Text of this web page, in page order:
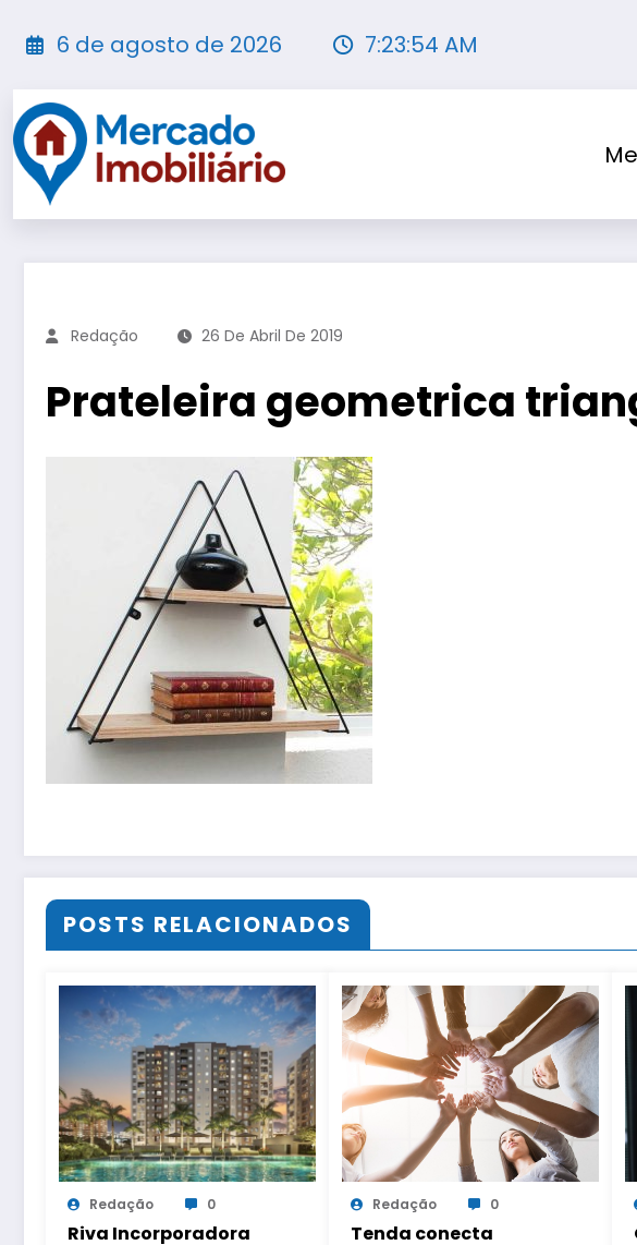
para
6 de agosto de 2026 7:23:55 AM
Redação 26 De Abril De 2019
Prateleira geometrica
POSTS RELACIONADOS
Redação 0
Riva Incorporadora
Redação 0
Tenda conecta